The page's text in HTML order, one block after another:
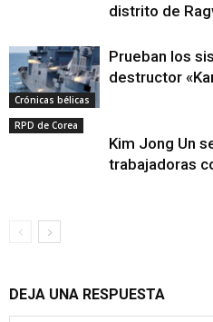
distrito de
Crónicas bélicas
Prueban los
destructor
RPD de Corea
Kim Jong Un
trabajadoras
DEJA UNA RESPUESTA